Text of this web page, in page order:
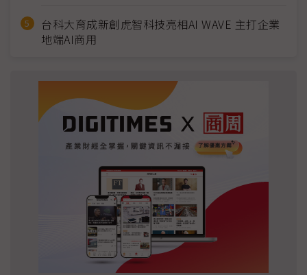
台科大育成新創虎智科技亮相AI WAVE 主打企業
地端AI商用